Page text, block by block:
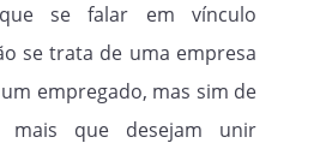
se falar em vínculo
se trata de uma empresa
empregado, mas sim de
mais que desejam unir